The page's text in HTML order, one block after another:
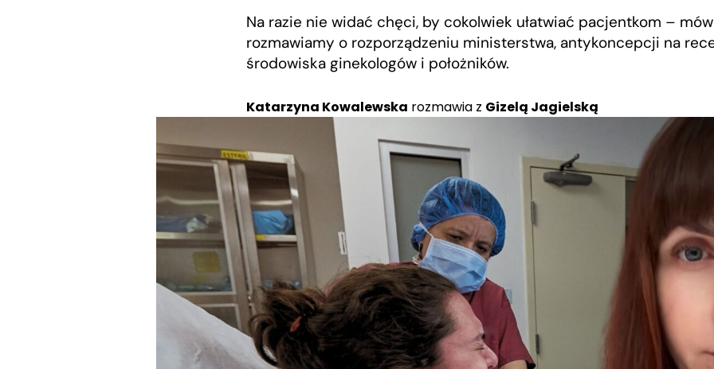
Na razie nie widać chęci, by cokolwiek ułatwiać pacjentkom –
rozmawiamy o rozporządzeniu ministerstwa, antykoncepcji na
środowiska ginekologów i położników.
Katarzyna Kowalewska rozmawia z Gizelą Jagielską